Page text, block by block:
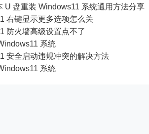
U 盘重装 Windows11 系统通用方法分享
右键显示更多选项怎么关
防火墙高级设置点不了
系统
安全启动违规冲突的解决方法
系统